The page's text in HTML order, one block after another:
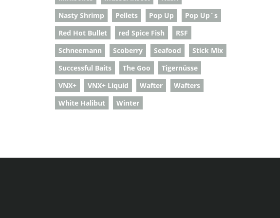
Nasty Shrimp
Pellets Pop Up
Pop Up`s
Red Hot Bullet
red Spice Fish
RSF
Schneemann
Scoberry Seafood
Stick Mix
Successful Baits
The Goo
Tigernüsse
VNX+
VNX+ Liquid Wafter
Wafters
White Halibut
Winter